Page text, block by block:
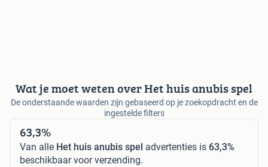
Wat je moet weten over Het huis anubis spel
De onderstaande waarden zijn gebaseerd op je zoekopdracht en de
ingestelde filters
63,3%
Van alle Het huis anubis spel advertenties is 63,3%
beschikbaar voor verzending.